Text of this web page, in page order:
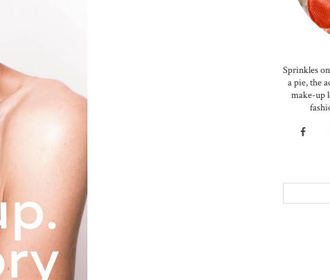
Sprinkles
a pie, the
make-up